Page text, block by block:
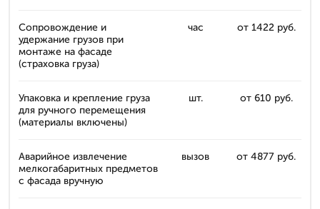
Сопровождение и
удержание грузов при
монтаже на фасаде
(страховка груза)
час от 1422 руб.
Упаковка и крепление груза
для ручного перемещения
(материалы включены)
шт. от 610 руб.
Аварийное извлечение
мелкогабаритных предметов
с фасада вручную
вызов от 4877 руб.